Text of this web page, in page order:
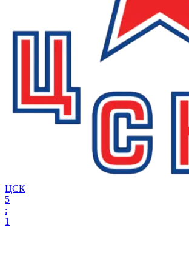
ЦСК
5
:
1